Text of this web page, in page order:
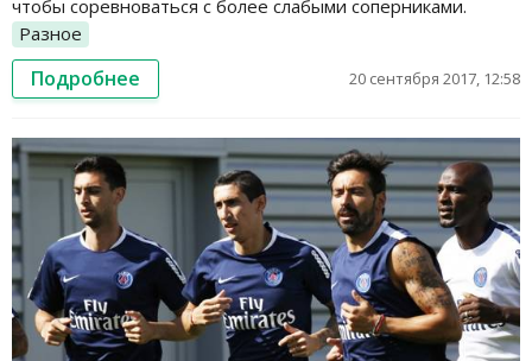
чтобы соревноваться с более слабыми соперниками.
Разное
Подробнее 20 сентября 2017, 12:58